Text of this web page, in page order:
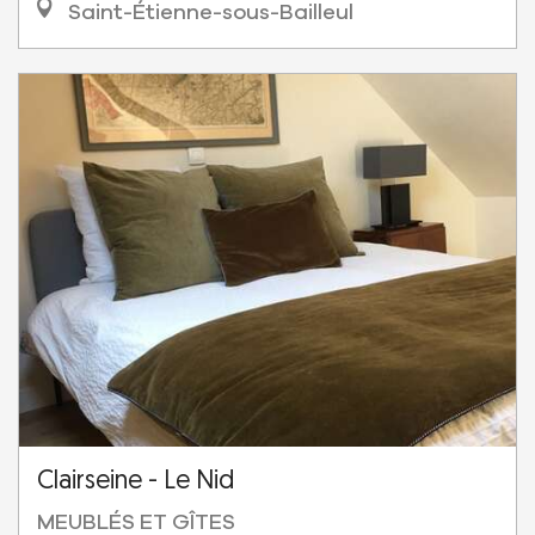
Saint-Étienne-sous-Bailleul
Clairseine - Le Nid
MEUBLÉS ET GÎTES